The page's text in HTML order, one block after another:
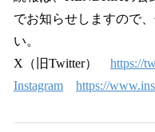
でお知らせしますので
い。
X（旧Twitter） https://
Instagram
https://